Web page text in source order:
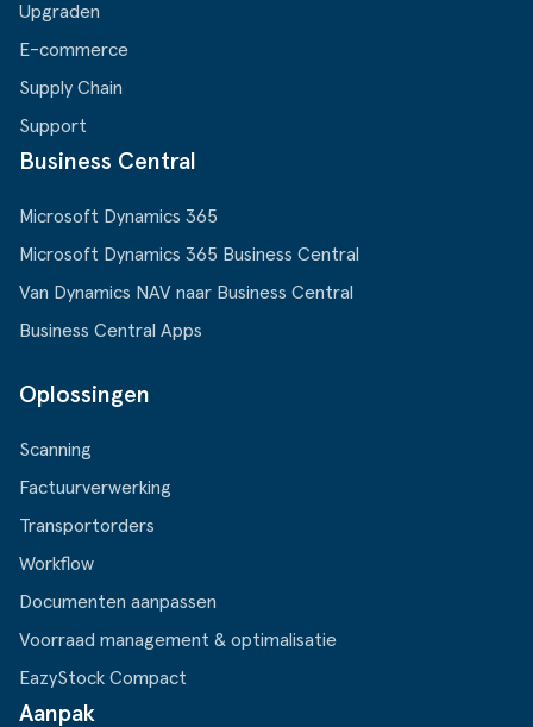
Upgraden
E-commerce
Supply Chain
Support
Business Central
Microsoft Dynamics 365
Microsoft Dynamics 365 Business Central
Van Dynamics NAV naar Business Central
Business Central Apps
Oplossingen
Scanning
Factuurverwerking
Transportorders
Workflow
Documenten aanpassen
Voorraad management & optimalisatie
EazyStock Compact
Aanpak